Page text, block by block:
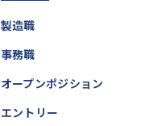
製造職
事務職
オープンポジション
エントリー